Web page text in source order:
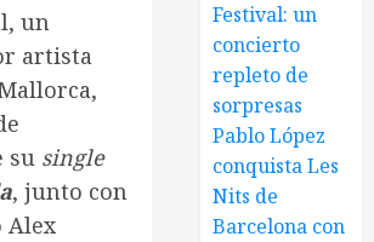
un
artista
su single
, junto con
Alex
Festival: un
concierto
repleto de
sorpresas
Pablo López
conquista Les
Nits de
Barcelona con